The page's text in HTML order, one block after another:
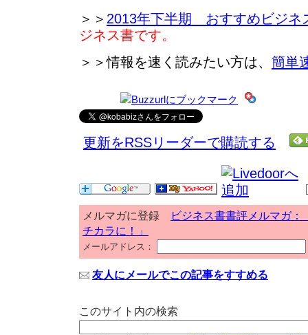
＞＞ 2013年下半期 おすすめビジネ
ジネス書です。
＞＞情報を速く読みたい方は、 簡単
更新をRSSリーダーで購読する
メルマガに登録
ビジネス書書評メルマガ：
チカラに！」
メールアドレス：
友人にメールでこの記事をすすめる
このサイト内の検索